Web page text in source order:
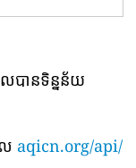
លបានទិន្នន័យ
aqicn.org/api/